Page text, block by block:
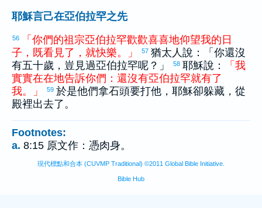
耶穌言己在亞伯拉罕之先
56 「 你們的祖宗亞伯拉罕歡歡喜喜地仰望我的 日
子 ， 既看見了 ， 就快樂。 」 57 猶太 人說：「你還沒
有五十歲，豈見過亞伯拉罕呢？」 58 耶穌說： 「 我
實實在在地告訴你們 ： 還沒有亞伯拉罕就有了
我。 」 59 於是他們拿石頭要打他，耶穌卻躲藏，從
殿裡出去了。
Footnotes:
a. 8:15 原文作：憑肉身。
現代標點和合本 (CUVMP Traditional) ©2011 Global Bible Initiative.
Bible Hub